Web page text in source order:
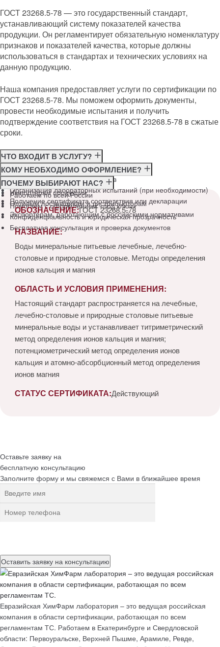
ГОСТ 23268.5-78 — это государственный стандарт,
устанавливающий систему показателей качества
продукции. Он регламентирует обязательную номенклатуру
признаков и показателей качества, которые должны
использоваться в стандартах и технических условиях на
данную продукцию.
Наша компания предоставляет услуги по сертификации по
ГОСТ 23268.5-78. Мы поможем оформить документы,
провести необходимые испытания и получить
подтверждение соответствия на ГОСТ 23268.5-78 в сжатые
сроки.
ЧТО ВХОДИТ В УСЛУГУ?
Консультация по требованиям ГОСТ
Подготовка и подача документов
Организация лабораторных испытаний (при необходимости)
Получение сертификата соответствия или декларации
КОМУ НЕОБХОДИМО ОФОРМЛЕНИЕ?
Производителям
Импортёрам продукции
Оптовым поставщикам и дистрибьюторам
Экспортёрам, работающим с российскими нормативами
ПОЧЕМУ ВЫБИРАЮТ НАС?
Работаем по всей России
Помогаем с оформлением «под ключ»
Конфиденциальность и юридическая прозрачность
Бесплатная консультация и проверка документов
ОБОЗНАЧЕНИЕ:ГОСТ 23268.5-78
НАЗВАНИЕ:
Воды минеральные питьевые лечебные, лечебно-
столовые и природные столовые. Методы определения
ионов кальция и магния
ОБЛАСТЬ И УСЛОВИЯ ПРИМЕНЕНИЯ:
Настоящий стандарт распространяется на лечебные,
лечебно-столовые и природные столовые питьевые
минеральные воды и устанавливает титриметрический
метод определения ионов кальция и магния;
потенциометрический метод определения ионов
кальция и атомно-абсорбционный метод определения
ионов магния
СТАТУС СЕРТИФИКАТА:Действующий
Оставьте заявку на
бесплатную консультацию
Заполните форму и мы свяжемся с Вами в ближайшее время
Евразийская ХимФарм лаборатория – это ведущая российская
компания в области сертификации, работающая по всем
регламентам ТС. Работаем в Екатеринбурге и Свердловской
области: Первоуральске, Верхней Пышме, Арамиле, Ревде,